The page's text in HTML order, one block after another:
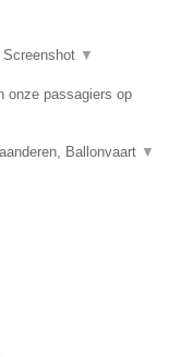
Screenshot ▼
onze passagiers op
Ballonvaart ▼